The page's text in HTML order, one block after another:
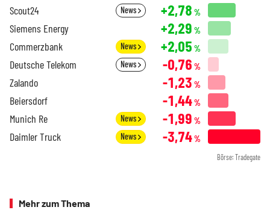
Scout24 News +2,78 %
Siemens Energy +2,29 %
Commerzbank News +2,05 %
Deutsche Telekom News -0,76 %
Zalando -1,23 %
Beiersdorf -1,44%
Munich Re News -1,99 %
Daimler Truck News -3,74%
Börse: Tradegate
Mehr zum Thema